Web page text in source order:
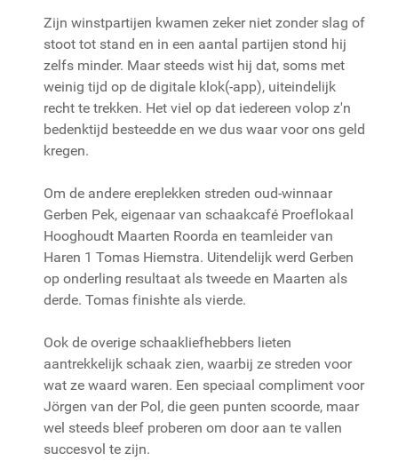
Zijn winstpartijen kwamen zeker niet zonder slag of
stoot tot stand en in een aantal partijen stond hij
zelfs minder. Maar steeds wist hij dat, soms met
weinig tijd op de digitale klok(-app), uiteindelijk
recht te trekken. Het viel op dat iedereen volop z'n
bedenktijd besteedde en we dus waar voor ons geld
kregen.
Om de andere ereplekken streden oud-winnaar
Gerben Pek, eigenaar van schaakcafé Proeflokaal
Hooghoudt Maarten Roorda en teamleider van
Haren 1 Tomas Hiemstra. Uitendelijk werd Gerben
op onderling resultaat als tweede en Maarten als
derde. Tomas finishte als vierde.
Ook de overige schaakliefhebbers lieten
aantrekkelijk schaak zien, waarbij ze streden voor
wat ze waard waren. Een speciaal compliment voor
Jörgen van der Pol, die geen punten scoorde, maar
wel steeds bleef proberen om door aan te vallen
succesvol te zijn.